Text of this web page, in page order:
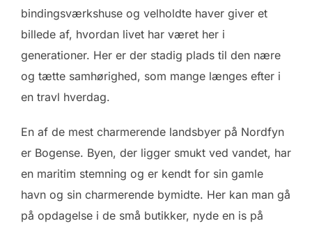
bindingsværkshuse og velholdte haver giver et
billede af, hvordan livet har været her i
generationer. Her er der stadig plads til den nære
og tætte samhørighed, som mange længes efter i
en travl hverdag.
En af de mest charmerende landsbyer på Nordfyn
er Bogense. Byen, der ligger smukt ved vandet, har
en maritim stemning og er kendt for sin gamle
havn og sin charmerende bymidte. Her kan man gå
på opdagelse i de små butikker, nyde en is på